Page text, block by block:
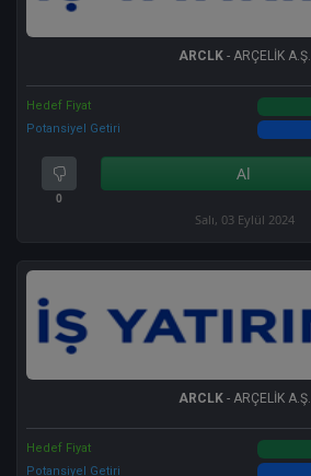
ARCLK- ARÇELİK A.Ş.
Hedef Fiyat
Potansiyel Getiri
0
Al
Salı, 03 Eylül 2024
ARCLK- ARÇELİK A.Ş.
Hedef Fiyat
Potansiyel Getiri